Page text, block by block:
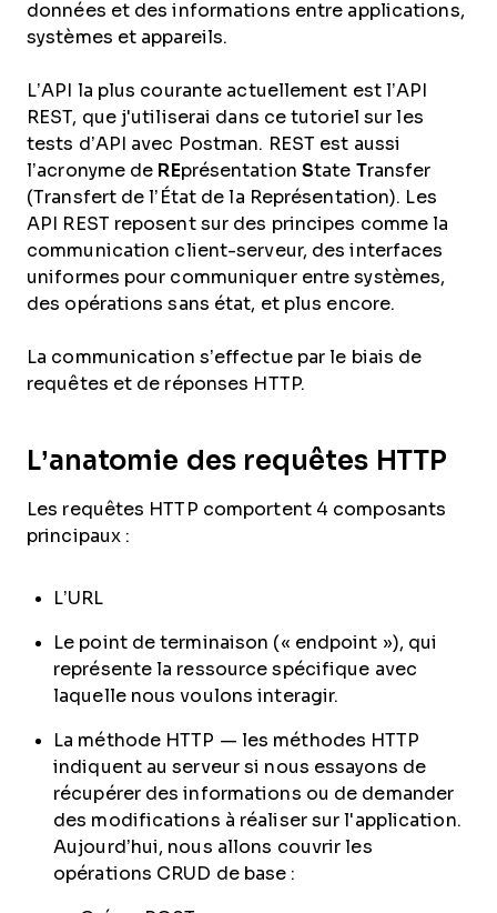
données et des informations entre applications,
systèmes et appareils.
L’API la plus courante actuellement est l’API
REST, que j'utiliserai dans ce tutoriel sur les
tests d’API avec Postman. REST est aussi
l’acronyme de REprésentation State Transfer
(Transfert de l’État de la Représentation). Les
API REST reposent sur des principes comme la
communication client-serveur, des interfaces
uniformes pour communiquer entre systèmes,
des opérations sans état, et plus encore.
La communication s’effectue par le biais de
requêtes et de réponses HTTP.
L’anatomie des requêtes HTTP
Les requêtes HTTP comportent 4 composants
principaux :
L’URL
Le point de terminaison (« endpoint »), qui
représente la ressource spécifique avec
laquelle nous voulons interagir.
La méthode HTTP — les méthodes HTTP
indiquent au serveur si nous essayons de
récupérer des informations ou de demander
des modifications à réaliser sur l'application.
Aujourd’hui, nous allons couvrir les
opérations CRUD de base :